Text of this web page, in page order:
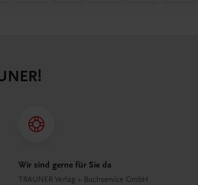
Wir sind gerne für Sie da
TRAUNER Verlag + Buchservice GmbH